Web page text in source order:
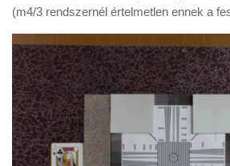
(m4/3 rendszernél értelmetlen ennek a